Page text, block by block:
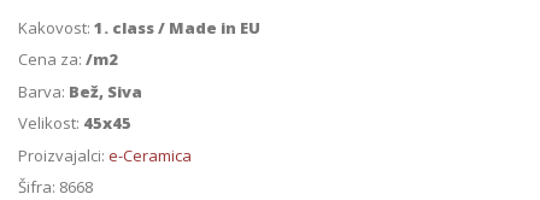
Kakovost: 1. class / Made in EU
Cena za: /m2
Barva: Bež, Siva
Velikost: 45x45
Proizvajalci: e-Ceramica
Šifra: 8668